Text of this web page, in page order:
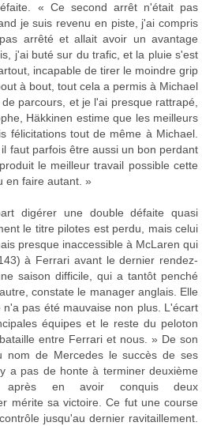
« Ce second arrêt n'était pas
je suis revenu en piste, j'ai compris
arrêté et allait avoir un avantage
j'ai buté sur du trafic, et la pluie s'est
incapable de tirer le moindre grip
à bout, tout cela a permis à Michael
parcours, et je l'ai presque rattrapé,
Häkkinen estime que les meilleurs
félicitations tout de même à Michael.
faut parfois être aussi un bon perdant
le meilleur travail possible cette
en faire autant. »
digérer une double défaite quasi
le titre pilotes est perdu, mais celui
presque inaccessible à McLaren qui
à Ferrari avant le dernier rendez-
saison difficile, qui a tantôt penché
constate le manager anglais. Elle
pas été mauvaise non plus. L'écart
équipes et le reste du peloton
entre Ferrari et nous. » De son
nom de Mercedes le succès de ses
a pas de honte à terminer deuxième
après en avoir conquis deux
mérite sa victoire. Ce fut une course
jusqu'au dernier ravitaillement.